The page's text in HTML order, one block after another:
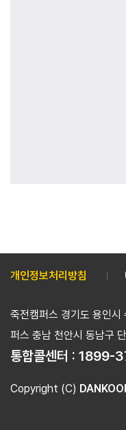
개인정보처리방침
죽전캠퍼스 경기도 용인
퍼스 충남 천안시 동남구
통합콜센터 : 1899-
Copyright (C)